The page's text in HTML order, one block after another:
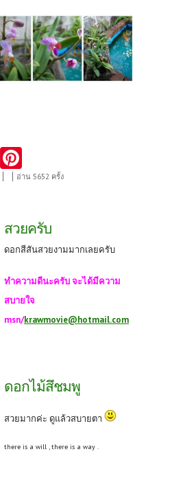
nt
es
t
อ่าน 5652 ครั้ง
สวยครับ
ดอกสีสันสวยงามมากเลยครับ
ทำความดีนะครับ จะได้มีความ
สบายใจ
msn/krawmovie@hotmail.com
ดอกไม้สึชมพู
สวยมากค่ะ ดูแล้วสบายตา
there is a will , there is a way .